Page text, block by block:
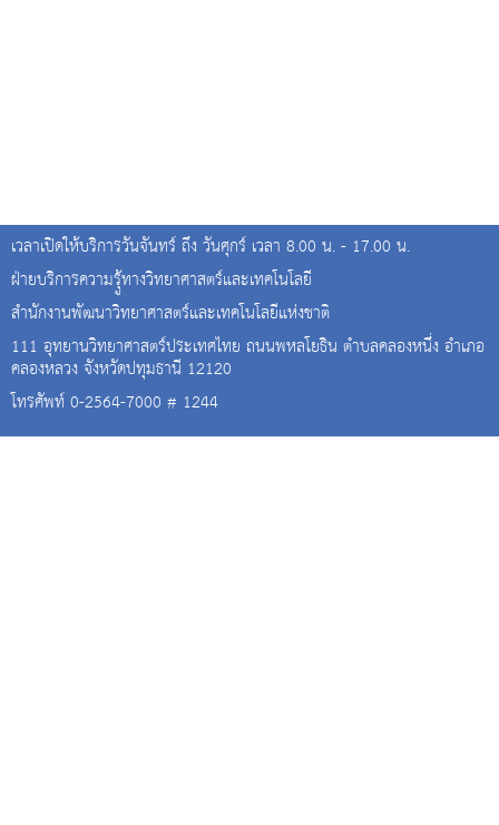
เวลาเปิดให้บริการวันจันทร์ ถึง วันศุกร์ เวลา 8.00 น. - 17.00 น.
ฝ่ายบริการความรุู้ทางวิทยาศาสตร์และเทคโนโลยี
สำนักงานพัฒนาวิทยาศาสตร์และเทคโนโลยีแห่งชาติ
111 อุทยานวิทยาศาสตร์ประเทศไทย ถนนพหลโยธิน ตำบลคลองหนึ่ง อำเภอ
คลองหลวง จังหวัดปทุมธานี 12120
โทรศัพท์ 0-2564-7000 # 1244